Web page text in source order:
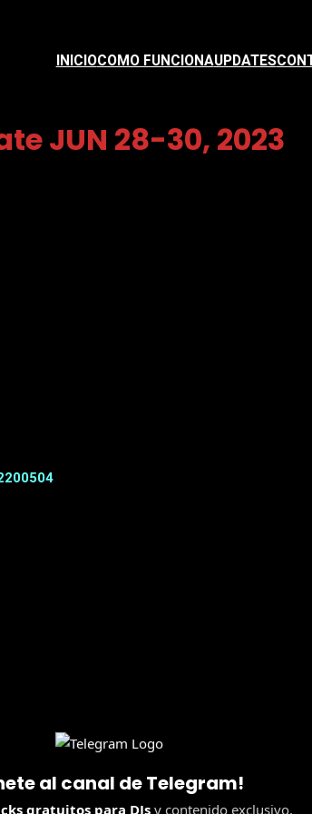
INICIOCOMO FUNCIONAUPDATES
JUN 28-30, 2023
al canal de Telegram!
gratuitos para DJs y contenido exclusivo.